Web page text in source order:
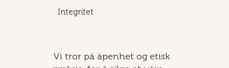
Integritet
Vi tror på åpenhet og etisk